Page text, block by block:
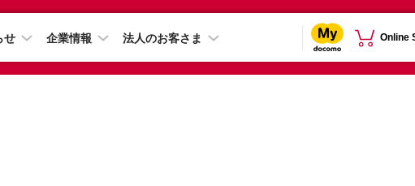
せ 企業情報 法人のお客さま Online